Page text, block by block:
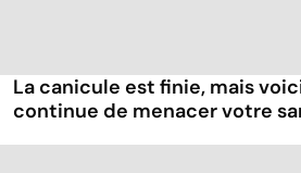
La canicule est finie, mais
continue de menacer votre